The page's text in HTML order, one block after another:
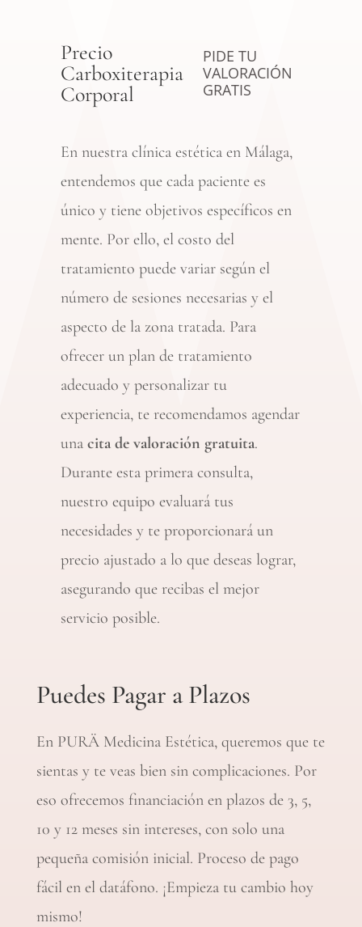
Precio
Carboxiterapia
Corporal
PIDE TU
VALORACIÓN
GRATIS
En nuestra clínica estética en Málaga,
entendemos que cada paciente es
único y tiene objetivos específicos en
mente. Por ello, el costo del
tratamiento puede variar según el
número de sesiones necesarias y el
aspecto de la zona tratada. Para
ofrecer un plan de tratamiento
adecuado y personalizar tu
experiencia, te recomendamos agendar
una cita de valoración gratuita.
Durante esta primera consulta,
nuestro equipo evaluará tus
necesidades y te proporcionará un
precio ajustado a lo que deseas lograr,
asegurando que recibas el mejor
servicio posible.
Puedes Pagar a Plazos
En PURÄ Medicina Estética, queremos que te
sientas y te veas bien sin complicaciones. Por
eso ofrecemos financiación en plazos de 3, 5,
10 y 12 meses sin intereses, con solo una
pequeña comisión inicial. Proceso de pago
fácil en el datáfono. ¡Empieza tu cambio hoy
mismo!